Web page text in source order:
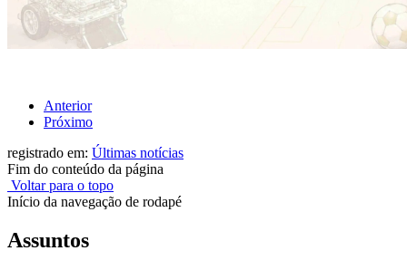
Anterior
Próximo
registrado em: Últimas notícias
Fim do conteúdo da página
Voltar para o topo
Início da navegação de rodapé
Assuntos